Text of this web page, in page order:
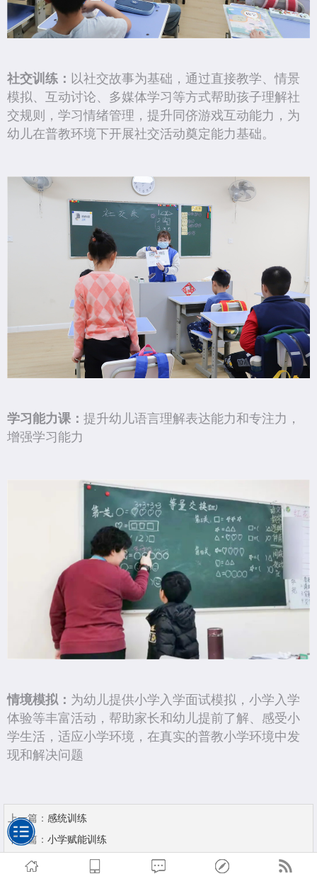
社交训练： 以社交故事为基础，通过直接教学、情景
模拟、互动讨论、多媒体学习等方式帮助孩子理解社
交规则，学习情绪管理，提升同侪游戏互动能力，为
幼儿在普教环境下开展社交活动奠定能力基础。
学习能力课： 提升幼儿语言理解表达能力和专注力，
增强学习能力
情境模拟： 为幼儿提供小学入学面试模拟，小学入学
体验等丰富活动，帮助家长和幼儿提前了解、感受小
学生活，适应小学环境，在真实的普教小学环境中发
现和解决问题
上一篇： 感统训练
下一篇： 小学赋能训练